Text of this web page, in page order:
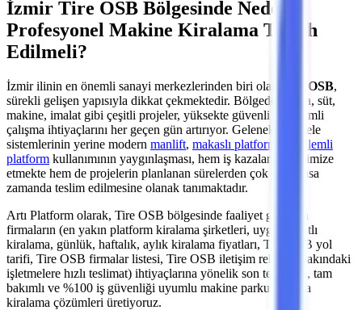
İzmir Tire OSB Bölgesinde Neden
Profesyonel Makine Kiralama Tercih
Edilmeli?
İzmirilinin en önemli sanayi merkezlerinden biri olan Tire OSB,
sürekli gelişen yapısıyla dikkat çekmektedir. Bölgedeki
gıda, süt,
makine, imalat gibi çeşitli projeler, yüksekte güvenli ve verimli
çalışma ihtiyaçlarını her geçen gün artırıyor. Geleneksel iskele
sistemlerinin yerine modern manlift, makaslı platform
eklemli
platform kullanımının yaygınlaşması, hem iş kazalarını minimize
etmekte hem de projelerin planlanan sürelerden çok daha kısa
zamanda teslim edilmesine olanak tanımaktadır.
Artı Platform olarak, Tire OSB bölgesinde faaliyet gösteren
firmaların (en yakın platform kiralama şirketleri, uygun fiyatlı
kiralama, günlük, haftalık, aylık kiralama fiyatları, Tire OSB yol
tarifi, Tire OSB firmalar listesi, Tire OSB iletişim rehberi, yakındaki
işletmelere hızlı teslimat) ihtiyaçlarına yönelik son teknoloji, tam
bakımlı ve %100 iş güvenliği uyumlu makine parkurumuzla
kiralama çözümleri üretiyoruz.